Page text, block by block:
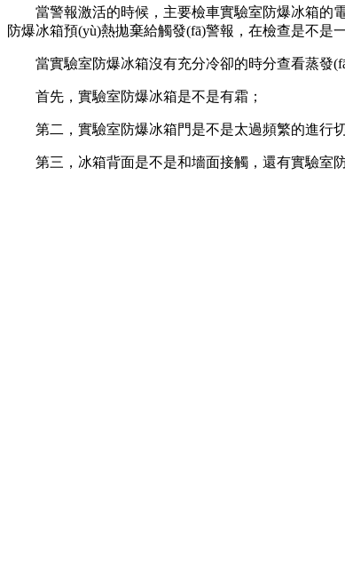
當警報激活的時候，主要檢車實驗室防爆冰箱的
防爆冰箱預(yù)熱拋棄給觸發(fā)警報，在檢查是不是一
當實驗室防爆冰箱沒有充分冷卻的時分查看蒸發
首先，實驗室防爆冰箱是不是有霜；
第二，實驗室防爆冰箱門是不是太過頻繁的進行切換
第三，冰箱背面是不是和墻面接觸，還有實驗室防